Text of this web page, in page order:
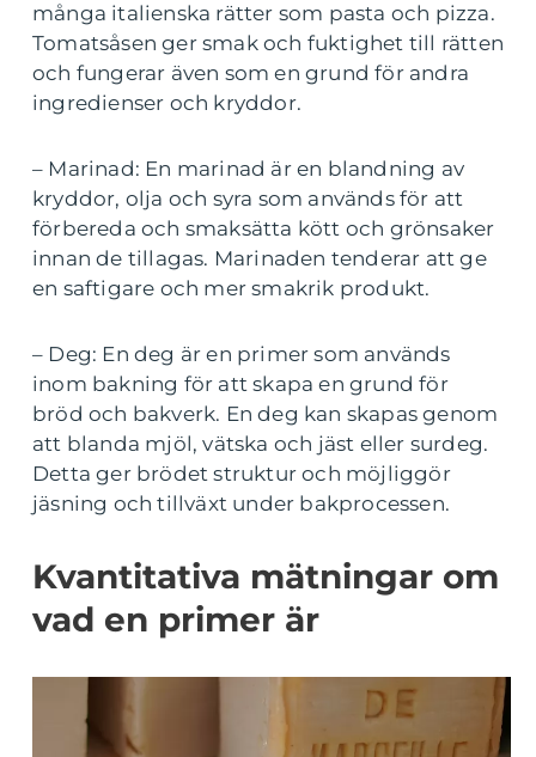
många italienska rätter som pasta och pizza.
Tomatsåsen ger smak och fuktighet till rätten
och fungerar även som en grund för andra
ingredienser och kryddor.
– Marinad: En marinad är en blandning av
kryddor, olja och syra som används för att
förbereda och smaksätta kött och grönsaker
innan de tillagas. Marinaden tenderar att ge
en saftigare och mer smakrik produkt.
– Deg: En deg är en primer som används
inom bakning för att skapa en grund för
bröd och bakverk. En deg kan skapas genom
att blanda mjöl, vätska och jäst eller surdeg.
Detta ger brödet struktur och möjliggör
jäsning och tillväxt under bakprocessen.
Kvantitativa mätningar om
vad en primer är